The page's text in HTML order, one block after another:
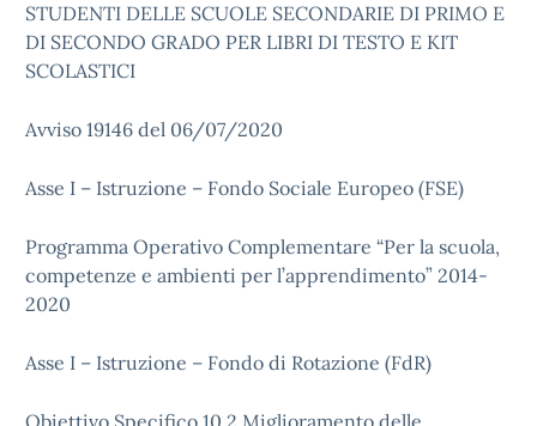
STUDENTI DELLE SCUOLE SECONDARIE DI PRIMO E
DI SECONDO GRADO PER LIBRI DI TESTO E KIT
SCOLASTICI
Avviso 19146 del 06/07/2020
Asse I – Istruzione – Fondo Sociale Europeo (FSE)
Programma Operativo Complementare “Per la scuola,
competenze e ambienti per l’apprendimento” 2014-
2020
Asse I – Istruzione – Fondo di Rotazione (FdR)
Obiettivo Specifico 10.2 Miglioramento delle